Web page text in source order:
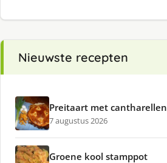
Nieuwste recepten
Preitaart met cantharellen
7 augustus 2026
Groene kool stamppot